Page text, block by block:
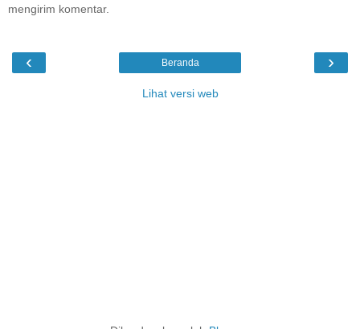
mengirim komentar.
‹ ›
Beranda
Lihat versi web